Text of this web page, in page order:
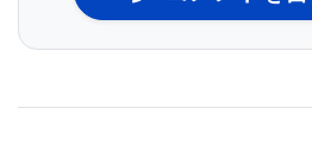
耐性を示す、あるいは、身体
る。」と、研究者は言及した。